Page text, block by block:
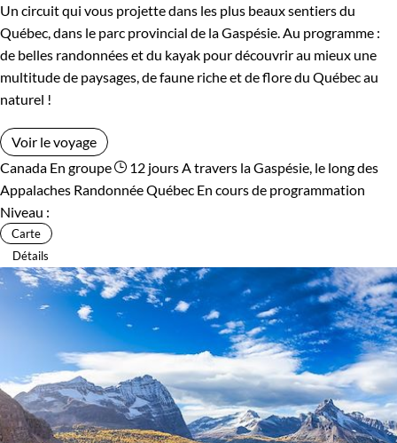
Un circuit qui vous projette dans les plus beaux sentiers du
Québec, dans le parc provincial de la Gaspésie. Au programme :
de belles randonnées et du kayak pour découvrir au mieux une
multitude de paysages, de faune riche et de flore du Québec au
naturel !
Voir le voyage
Canada En groupe 12 jours A travers la Gaspésie, le long des
Appalaches Randonnée Québec En cours de programmation
Niveau :
Carte
Détails